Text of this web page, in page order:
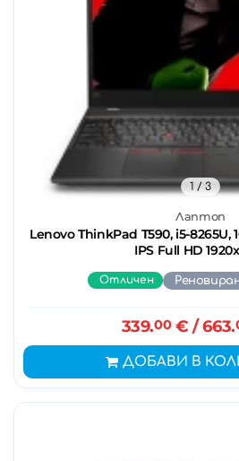
Лаптоп
Lenovo ThinkPad T590, i5-8265U,
IPS Full HD
1 / 3
Отличен
339.00€ / 663.
ДОБАВИ В